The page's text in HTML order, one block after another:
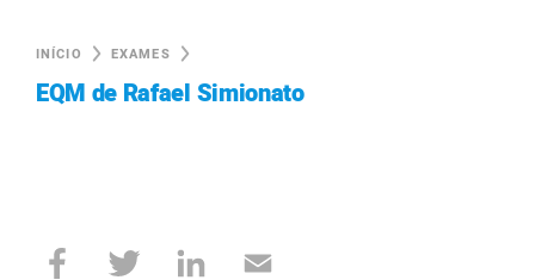
INÍCIO EXAMES
EQM de Rafael Simionato